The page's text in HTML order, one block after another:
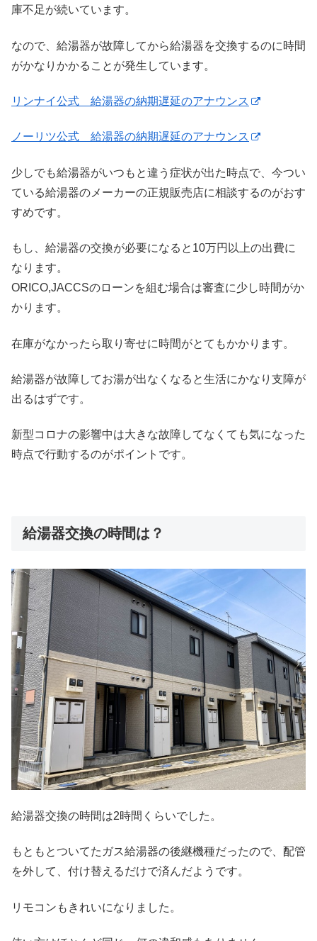
庫不足が続いています。
なので、給湯器が故障してから給湯器を交換するのに時間
がかなりかかることが発生しています。
リンナイ公式 給湯器の納期遅延のアナウンス
ノーリツ公式 給湯器の納期遅延のアナウンス
少しでも給湯器がいつもと違う症状が出た時点で、今つい
ている給湯器のメーカーの正規販売店に相談するのがおす
すめです。
もし、給湯器の交換が必要になると10万円以上の出費に
なります。
ORICO,JACCSのローンを組む場合は審査に少し時間がか
かります。
在庫がなかったら取り寄せに時間がとてもかかります。
給湯器が故障してお湯が出なくなると生活にかなり支障が
出るはずです。
新型コロナの影響中は大きな故障してなくても気になった
時点で行動するのがポイントです。
給湯器交換の時間は？
給湯器交換の時間は2時間くらいでした。
もともとついてたガス給湯器の後継機種だったので、配管
を外して、付け替えるだけで済んだようです。
リモコンもきれいになりました。